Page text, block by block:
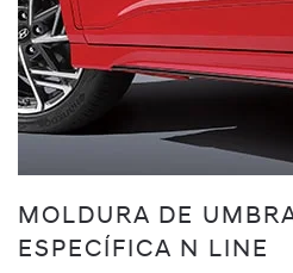
MOLDURA DE
ESPECÍFICA N LINE